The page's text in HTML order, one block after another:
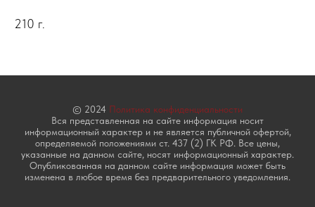
210 г.
© 2024 Политика конфиденциальности
Вся представленная на сайте информация носит
информационный характер и не является публичной офертой,
определяемой положениями ст. 437 (2) ГК РФ. Все цены,
указанные на данном сайте, носят информационный характер.
Опубликованная на данном сайте информация может быть
изменена в любое время без предварительного уведомления.